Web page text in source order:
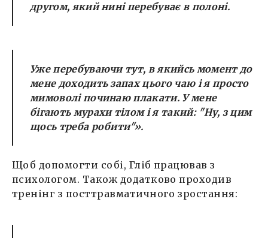
другом, який нині перебуває в полоні.
Уже перебуваючи тут, в якийсь момент до
мене доходить запах цього чаю і я просто
мимоволі починаю плакати. У мене
бігають мурахи тілом і я такий: "Ну, з цим
щось треба робити"».
Щоб допомогти собі, Гліб працював з
психологом. Також додатково проходив
тренінг з посттравматичного зростання: